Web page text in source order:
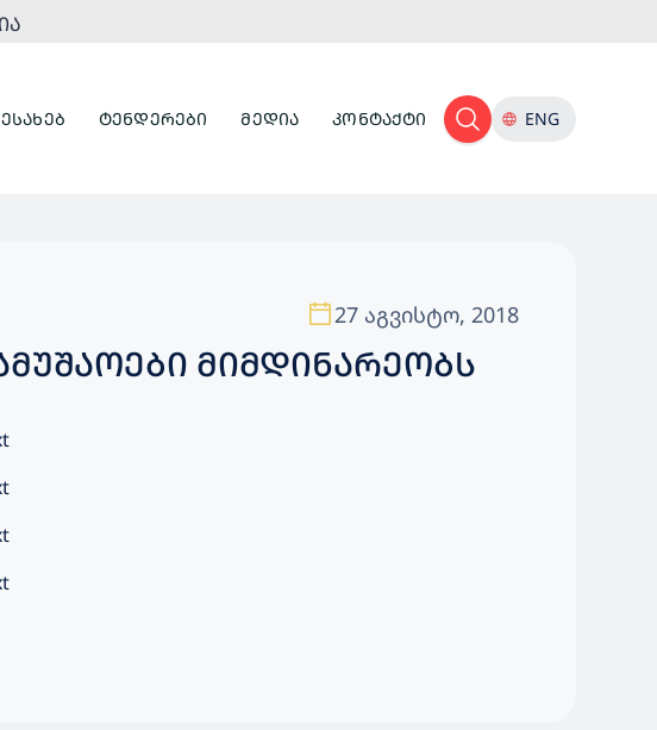
ᲢᲔᲜᲓᲔᲠᲔᲑᲘ ᲛᲔᲓᲘᲐ ᲙᲝᲜᲢᲐᲥᲢᲘ ENG
27 აგვისტო, 2018
ᲛᲘᲛᲓᲘᲜᲐᲠᲔᲝᲑᲡ